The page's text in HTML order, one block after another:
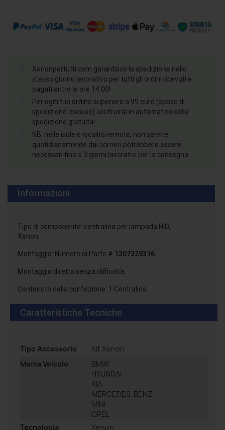
Xenonpertutti.com garantisce la spedizione nello
stesso giorno lavorativo per tutti gli ordini ricevuti e
pagati entro le ore 14:00!
Per ogni tuo ordine superiore a 99 euro (spese di
spedizione escluse) usufruirai in automatico della
spedizione gratuita!
NB: nelle isole o località remote, non servite
quotidianamente dai corrieri potrebbero essere
necessari fino a 3 giorni lavorativi per la consegna.
Informazioni
Tipo di componente: centralina per lampada HID,
Xenon.
Montaggio: Numero di Parte # 1307329316
Montaggio diretto senza difficoltà.
Contenuto della confezione: 1 Centralina.
Caratteristiche Tecniche
Tipo Accessorio
Kit Xenon
Marca Veicolo
BMW
HYUNDAI
KIA
MERCEDES-BENZ
MINI
OPEL
Tecnologia
Xenon